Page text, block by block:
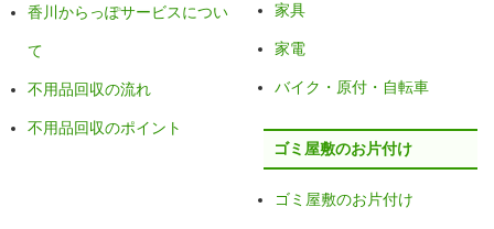
香川からっぽサービスについ
て
不用品回収の流れ
不用品回収のポイント
家具
家電
バイク・原付・自転車
ゴミ屋敷のお片付け
ゴミ屋敷のお片付け